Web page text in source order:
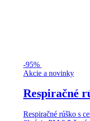
-95%
Akcie a novinky
Respiračné
Respiračné rúško s